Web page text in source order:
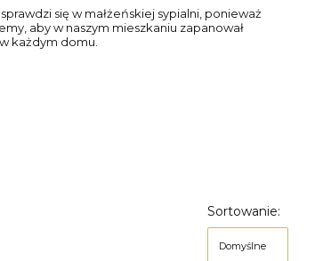
się w małżeńskiej sypialni, ponieważ
aby w naszym mieszkaniu zapanował
każdym domu.
Sortowanie:
Domyślne